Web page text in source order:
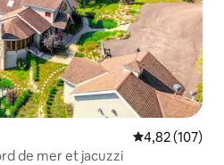
Évaluation
4,82 (107)
de mer et jacuzzi